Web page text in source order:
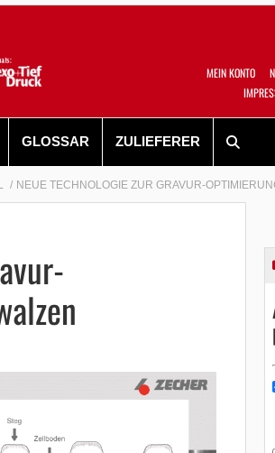
MEIN KONTO
GLOSSAR ZULIEFERER
NEUE TECHNOLOGIE ZUR GRAVUR-